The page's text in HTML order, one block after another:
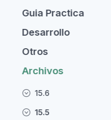
Guia Practica
Desarrollo
Otros
Archivos
15.6
15.5